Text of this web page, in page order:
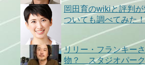
岡田育のwikiと評判
ついても調べてみた！
リリー・フランキー
物？ スタジオパー